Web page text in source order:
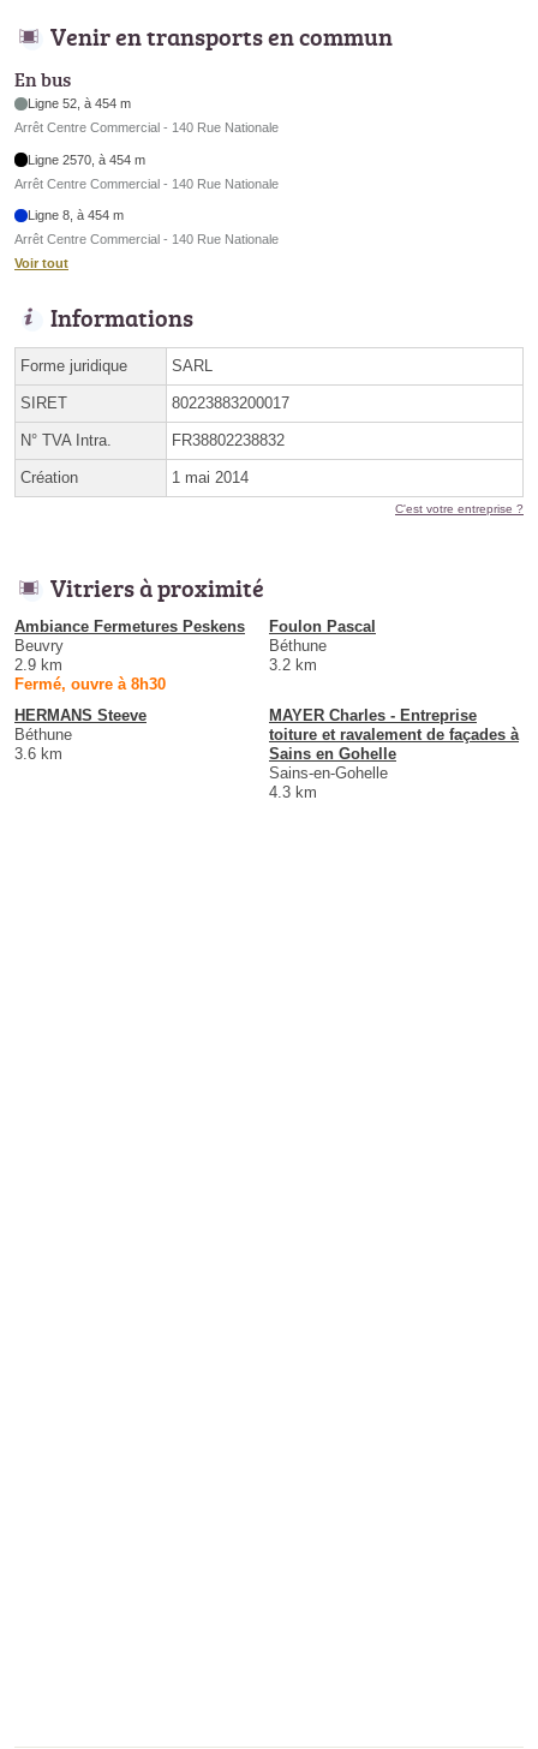
Venir en transports en commun
En bus
Ligne 52, à 454 m
Arrêt Centre Commercial - 140 Rue Nationale
Ligne 2570, à 454 m
Arrêt Centre Commercial - 140 Rue Nationale
Ligne 8, à 454 m
Arrêt Centre Commercial - 140 Rue Nationale
Voir tout
Informations
Forme juridique SARL
SIRET 80223883200017
N° TVA Intra. FR38802238832
Création 1 mai 2014
C'est votre entreprise ?
Vitriers à proximité
Ambiance Fermetures Peskens
Beuvry
2.9 km
Fermé, ouvre à 8h30
Foulon Pascal
Béthune
3.2 km
HERMANS Steeve
Béthune
3.6 km
MAYER Charles - Entreprise
toiture et ravalement de façades à
Sains en Gohelle
Sains-en-Gohelle
4.3 km